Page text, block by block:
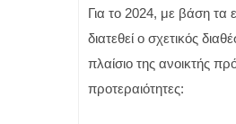
Για το 2024, με βάση τα
διατεθεί ο σχετικός
πλαίσιο της ανοικτής
προτεραιότητες: